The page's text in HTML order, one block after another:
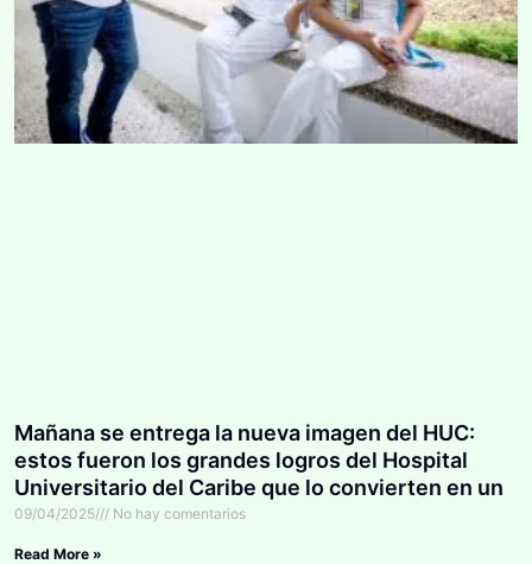
Mañana se entrega la nueva imagen del HUC:
estos fueron los grandes logros del Hospital
Universitario del Caribe que lo convierten en un
referente regional
09/04/2025 No hay comentarios
Read More »